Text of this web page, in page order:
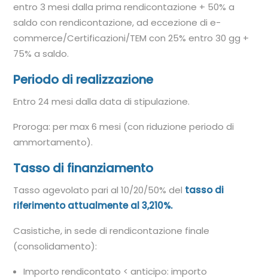
entro 3 mesi dalla prima rendicontazione + 50% a
saldo con rendicontazione, ad eccezione di e-
commerce/Certificazioni/TEM con 25% entro 30 gg +
75% a saldo.
Periodo di realizzazione
Entro 24 mesi dalla data di stipulazione.
Proroga: per max 6 mesi (con riduzione periodo di
ammortamento).
Tasso di finanziamento
Tasso agevolato pari al 10/20/50% del tasso di
riferimento attualmente al 3,210%.
Casistiche, in sede di rendicontazione finale
(consolidamento):
Importo rendicontato < anticipo: importo